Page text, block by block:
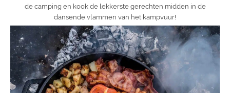
de camping en kook de lekkerste gerechten midden in de
dansende vlammen van het kampvuur!